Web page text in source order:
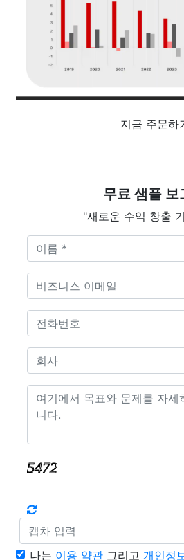
지금 주문하
무료 샘플 보
"새로운 수익 창출
나는 이용 약관 그리고 개인정